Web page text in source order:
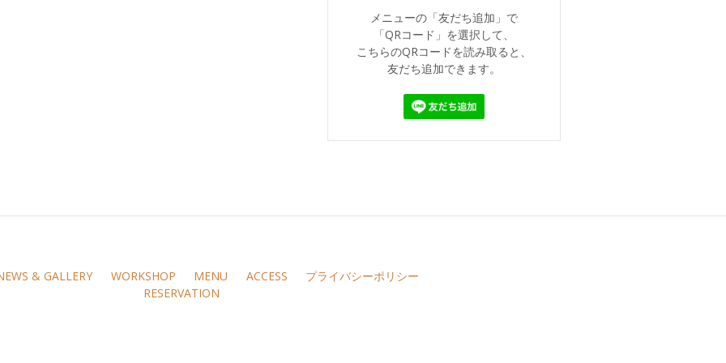
メニューの「友だち追加」で
「QRコード」を選択して、
こちらのQRコードを読み取ると、
友だち追加できます。
& GALLERY WORKSHOP MENU ACCESS
プライバシーポリシー
RESERVATION